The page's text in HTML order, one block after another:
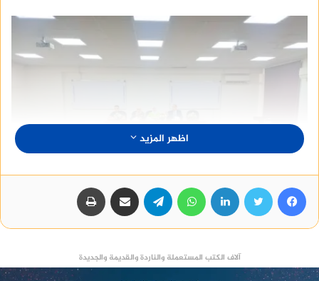
يأتى ذلك فى إطار حرص الجامعة على ربط مخرجات
اظهر المزيد
آلاف الكتب المستعملة والناردة والقديمة والجديدة